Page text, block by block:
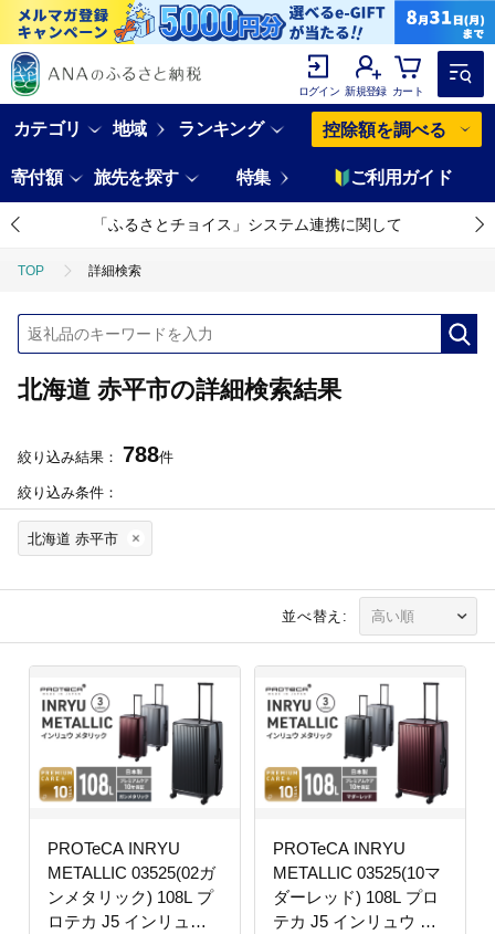
ログイン 新規登録 カート
カテゴリ 地域 ランキング 控除額を調べる
寄付額 旅先を探す 特集 ご利用ガイド
「ふるさとチョイス」システム連携に関して
TOP 詳細検索
北海道 赤平市の詳細検索結果
絞り込み結果： 788件
絞り込み条件：
北海道 赤平市
並べ替え:
PROTeCA INRYU
METALLIC 03525(02ガ
ンメタリック) 108L プ
ロテカ J5 インリュウ
PROTeCA INRYU
METALLIC 03525(10マ
ダーレッド) 108L プロ
テカ J5 インリュウ ス